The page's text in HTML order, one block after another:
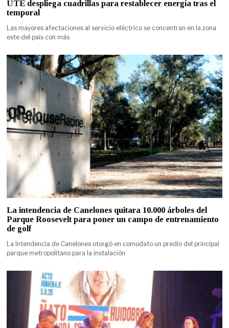
UTE despliega cuadrillas para restablecer energía tras el
temporal
Las mayores afectaciones al servicio eléctrico se concentran en la zona
este del país con más
La intendencia de Canelones quitara 10.000 árboles del
Parque Roosevelt para poner un campo de entrenamiento
de golf
La Intendencia de Canelones otorgó en comodato un predio del principal
parque metropolitano para la instalación